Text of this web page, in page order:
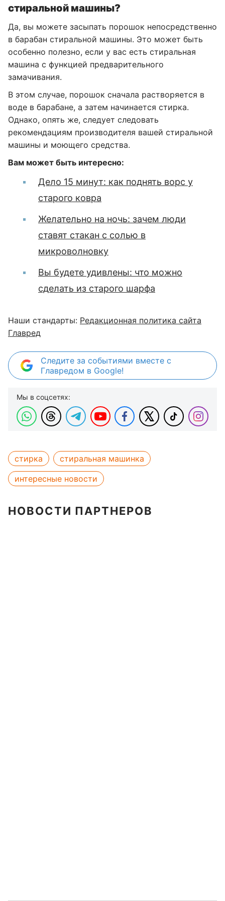
стиральной машины?
Да, вы можете засыпать порошок непосредственно
в барабан стиральной машины. Это может быть
особенно полезно, если у вас есть стиральная
машина с функцией предварительного
замачивания.
В этом случае, порошок сначала растворяется в
воде в барабане, а затем начинается стирка.
Однако, опять же, следует следовать
рекомендациям производителя вашей стиральной
машины и моющего средства.
Вам может быть интересно:
Дело 15 минут: как поднять ворс у
старого ковра
Желательно на ночь: зачем люди
ставят стакан с солью в
микроволновку
Вы будете удивлены: что можно
сделать из старого шарфа
Наши стандарты: Редакционная политика сайта
Главред
Следите за событиями вместе с
Главредом в Google!
Мы в соцсетях:
стирка
стиральная машинка
интересные новости
НОВОСТИ ПАРТНЕРОВ